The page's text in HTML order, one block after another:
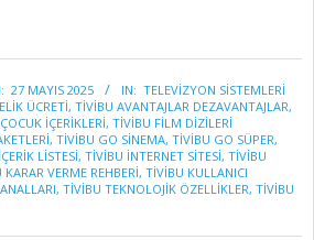
27 MAYIS 2025 IN: TELEVİZYON SİSTEMLERİ
ÜCRETI, TIVIBU AVANTAJLAR DEZAVANTAJLAR,
IÇERIKLERI, TIVIBU FILM DIZILERI
, TIVIBU GO SINEMA, TIVIBU GO SÜPER,
LISTESI, TIVIBU INTERNET SITESI, TIVIBU
VERME REHBERI, TIVIBU KULLANICI
, TIVIBU TEKNOLOJIK ÖZELLIKLER, TIVIBU